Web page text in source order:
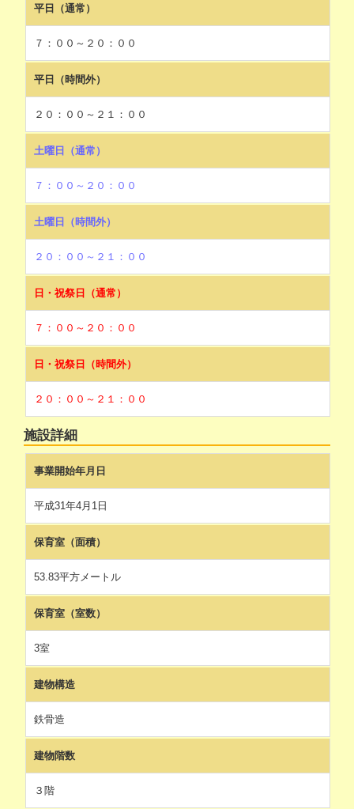
平日（通常）
７：００～２０：００
平日（時間外）
２０：００～２１：００
土曜日（通常）
７：００～２０：００
土曜日（時間外）
２０：００～２１：００
日・祝祭日（通常）
７：００～２０：００
日・祝祭日（時間外）
２０：００～２１：００
施設詳細
事業開始年月日
平成31年4月1日
保育室（面積）
53.83平方メートル
保育室（室数）
3室
建物構造
鉄骨造
建物階数
３階